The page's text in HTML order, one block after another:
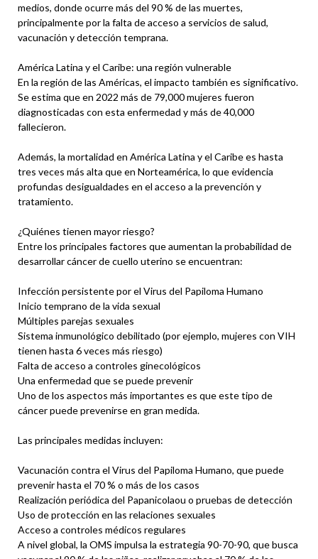
medios, donde ocurre más del 90 % de las muertes,
principalmente por la falta de acceso a servicios de salud,
vacunación y detección temprana.
América Latina y el Caribe: una región vulnerable
En la región de las Américas, el impacto también es significativo.
Se estima que en 2022 más de 79,000 mujeres fueron
diagnosticadas con esta enfermedad y más de 40,000
fallecieron.
Además, la mortalidad en América Latina y el Caribe es hasta
tres veces más alta que en Norteamérica, lo que evidencia
profundas desigualdades en el acceso a la prevención y
tratamiento.
¿Quiénes tienen mayor riesgo?
Entre los principales factores que aumentan la probabilidad de
desarrollar cáncer de cuello uterino se encuentran:
Infección persistente por el Virus del Papiloma Humano
Inicio temprano de la vida sexual
Múltiples parejas sexuales
Sistema inmunológico debilitado (por ejemplo, mujeres con VIH
tienen hasta 6 veces más riesgo)
Falta de acceso a controles ginecológicos
Una enfermedad que se puede prevenir
Uno de los aspectos más importantes es que este tipo de
cáncer puede prevenirse en gran medida.
Las principales medidas incluyen:
Vacunación contra el Virus del Papiloma Humano, que puede
prevenir hasta el 70 % o más de los casos
Realización periódica del Papanicolaou o pruebas de detección
Uso de protección en las relaciones sexuales
Acceso a controles médicos regulares
A nivel global, la OMS impulsa la estrategia 90-70-90, que busca